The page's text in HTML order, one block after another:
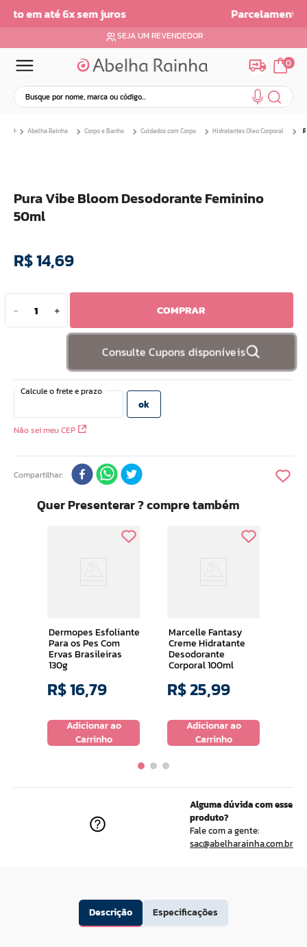
Parcelamento em ate 6x sem Juros
SEJA UM REVENDEDOR
0
Busque por nome, marca ou código...
Abelha Rainha Corpo e Banho Cuidados com Corpo Hidratantes Oleo Corporal
Pura Vibe Bloom Desodorante Feminino
50ml
R$14,69
＋
－ COMPRAR
Consulte Cupons disponíveis
Não sei meu CEP
Compartilhar
Quer Presenterar ? compre também
Dermopes Esfoliante
Para os Pes Com
Ervas Brasileiras
130g
R$16,79
Adicionar ao
Carrinho
Marcelle Fantasy
Creme Hidratante
Desodorante
Corporal 100ml
R$25,99
Adicionar ao
Carrinho
Alguma dúvida com esse
produto?
Fale com a gente:
sac@abelharainha.com.br
Descrição Especificações
4º
bom medico
5º
7º
creme
10º doce infancia